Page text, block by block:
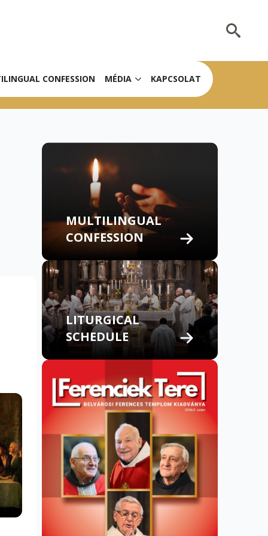
CONFESSION MÉDIA KAPCSOLAT
MULTILINGUAL
CONFESSION
LITURGICAL
SCHEDULE